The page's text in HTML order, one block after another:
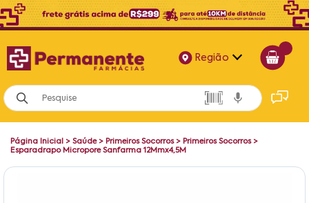
Região
Alagoas
Bahia
Página Inicial > Saúde> Primeiros Socorros> Primeiros Socorros>
Esparadrapo Micropore Sanfarma 12Mmx4,5M